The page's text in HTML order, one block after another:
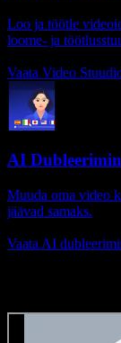
Loo ja töötle
loome- ja
Vaata Video
AI
Muuda oma video
jäävad samaks.
Vaata AI